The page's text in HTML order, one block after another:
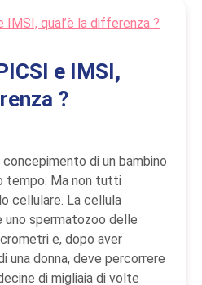
e IMSI,
?
di un bambino
tempo. Ma non tutti
cellulare. La cellula
spermatozoo delle
e, dopo aver
una donna, deve percorrere
di migliaia di volte